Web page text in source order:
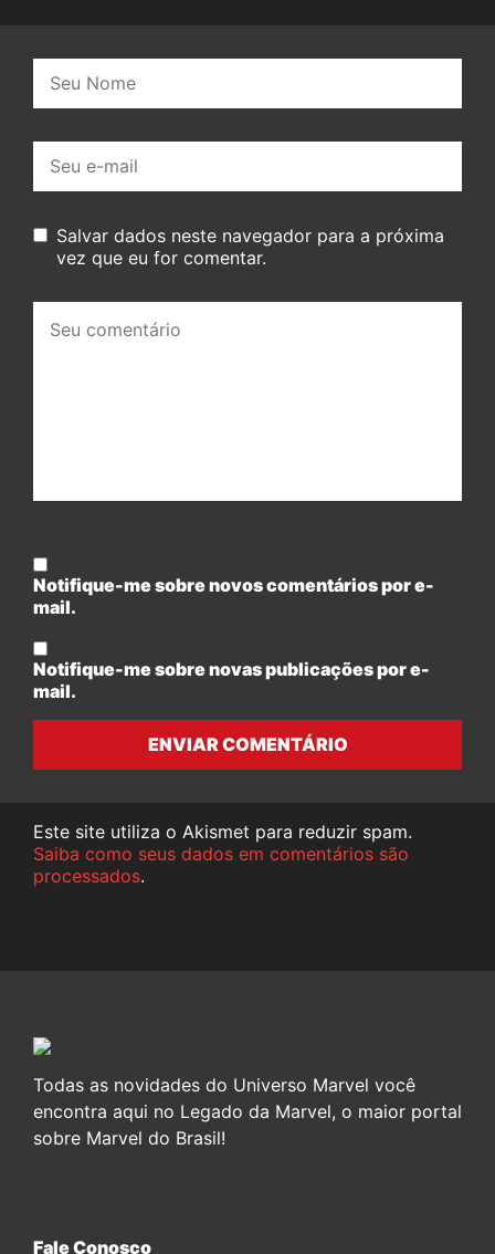
mail:
Salvar dados neste navegador para a próxima
vez que eu for comentar.
comentário:
Notifique-me sobre novos comentários por e-
mail.
Notifique-me sobre novas publicações por e-
mail.
ENVIAR COMENTÁRIO
Este site utiliza o Akismet para reduzir spam.
Saiba como seus dados em comentários são
processados.
Todas as novidades do Universo Marvel você
encontra aqui no Legado da Marvel, o maior portal
sobre Marvel do Brasil!
Fale Conosco